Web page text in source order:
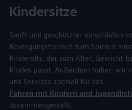
Kindersitze
Sanft und geschützter einschlafen
Bewegungsfreiheit zum Spielen:
Kindersitz, der zum Alter, Gewicht
Kindes passt. Außerdem haben wir
und Services speziell für das
Fahren mit Kindern und
zusammengestellt.